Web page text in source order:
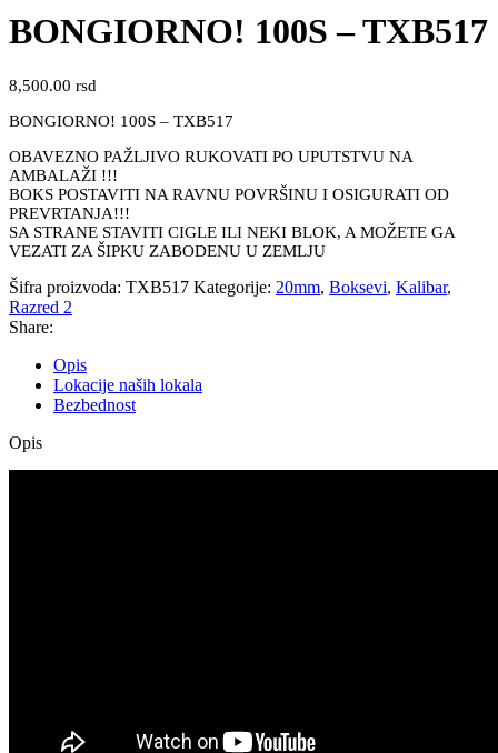
BONGIORNO! 100S – TXB517
8,500.00 rsd
BONGIORNO! 100S – TXB517
OBAVEZNO PAŽLJIVO RUKOVATI PO UPUTSTVU NA
AMBALAŽI !!!
BOKS POSTAVITI NA RAVNU POVRŠINU I OSIGURATI OD
PREVRTANJA!!!
SA STRANE STAVITI CIGLE ILI NEKI BLOK, A MOŽETE GA
VEZATI ZA ŠIPKU ZABODENU U ZEMLJU
Šifra proizvoda: TXB517 Kategorije: 20mm, Boksevi, Kalibar,
Razred 2
Share:
Opis
Lokacije naših lokala
Bezbednost
Opis